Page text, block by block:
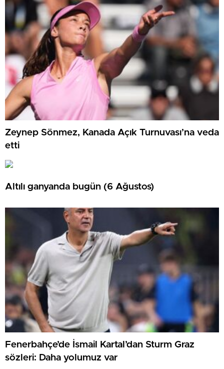
Zeynep Sönmez, Kanada Açık Turnuvası’na veda
etti
Altılı ganyanda bugün (6 Ağustos)
Fenerbahçe’de İsmail Kartal’dan Sturm Graz
sözleri: Daha yolumuz var